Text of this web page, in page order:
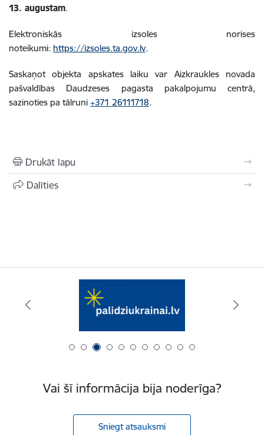
13. augustam.
Elektroniskās izsoles norises
noteikumi: https://izsoles.ta.gov.lv.
Saskaņot objekta apskates laiku var Aizkraukles novada
pašvaldības Daudzeses pagasta pakalpojumu centrā,
sazinoties pa tālruni +371 26111718.
Drukāt lapu
Dalīties
Vai šī informācija bija noderīga?
Sniegt atsauksmi